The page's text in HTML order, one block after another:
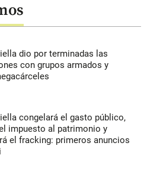
dio por terminadas las
con grupos armados y
congelará el gasto público,
impuesto al patrimonio y
el fracking: primeros anuncios